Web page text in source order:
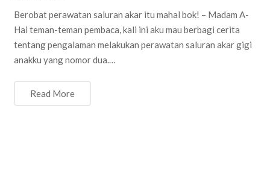
Berobat perawatan saluran akar itu mahal bok! – Madam A-
Hai teman-teman pembaca, kali ini aku mau berbagi cerita
tentang pengalaman melakukan perawatan saluran akar gigi
anakku yang nomor dua.…
Read More